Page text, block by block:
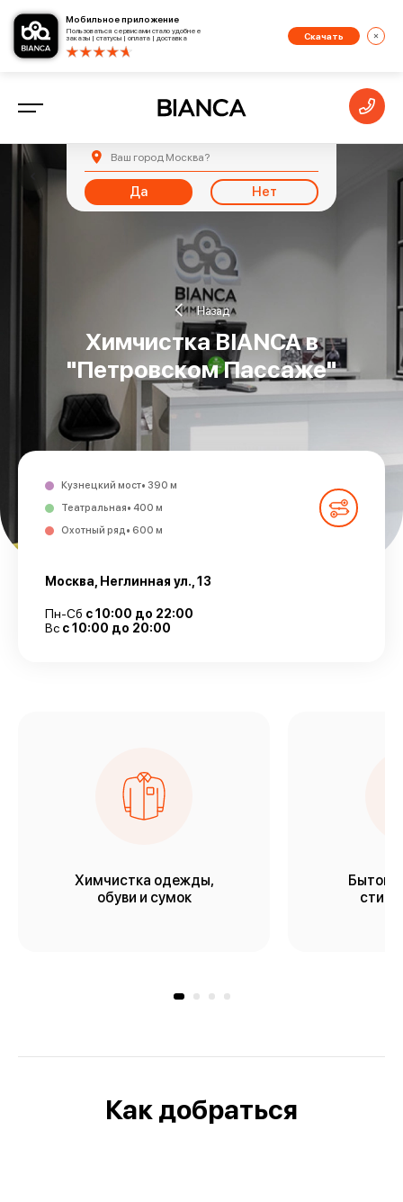
Мобильное приложение
Пользоваться сервисами стало удобнее
заказы | статусы | оплата | доставка
Скачать
Ваш город Москва?
Да Нет
Назад
Xимчистка BIANCA в
"Петровском Пассаже"
Кузнецкий мост• 390 м
Театральная• 400 м
Охотный ряд• 600 м
Москва, Неглинная ул., 13
Пн-Сб с 10:00 до 22:00
Вс с 10:00 до 20:00
Химчистка одежды,
обуви и сумок
Как добраться